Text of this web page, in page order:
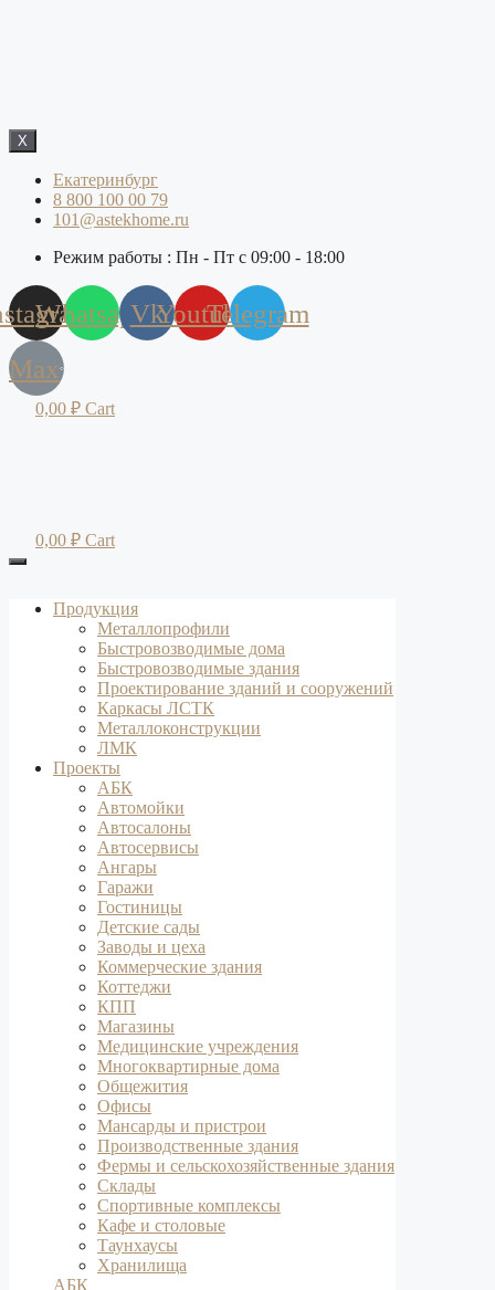
X
Екатеринбург
8 800 100 00 79
101@astekhome.ru
Режим работы : Пн - Пт с 09:00 - 18:00
WhatsappVkYoutubeTelegram
Max
0,00 ₽ Cart
0,00 ₽ Cart
Продукция
Металлопрофили
Быстровозводимые дома
Быстровозводимые здания
Проектирование зданий и сооружений
Каркасы ЛСТК
Металлоконструкции
ЛМК
Проекты
АБК
Автомойки
Автосалоны
Автосервисы
Ангары
Гаражи
Гостиницы
Детские сады
Заводы и цеха
Коммерческие здания
Коттеджи
КПП
Магазины
Медицинские учреждения
Многоквартирные дома
Общежития
Офисы
Мансарды и пристрои
Производственные здания
Фермы и сельскохозяйственные здания
Склады
Спортивные комплексы
Кафе и столовые
Таунхаусы
Хранилища
АБК